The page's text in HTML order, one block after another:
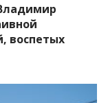
воспетых